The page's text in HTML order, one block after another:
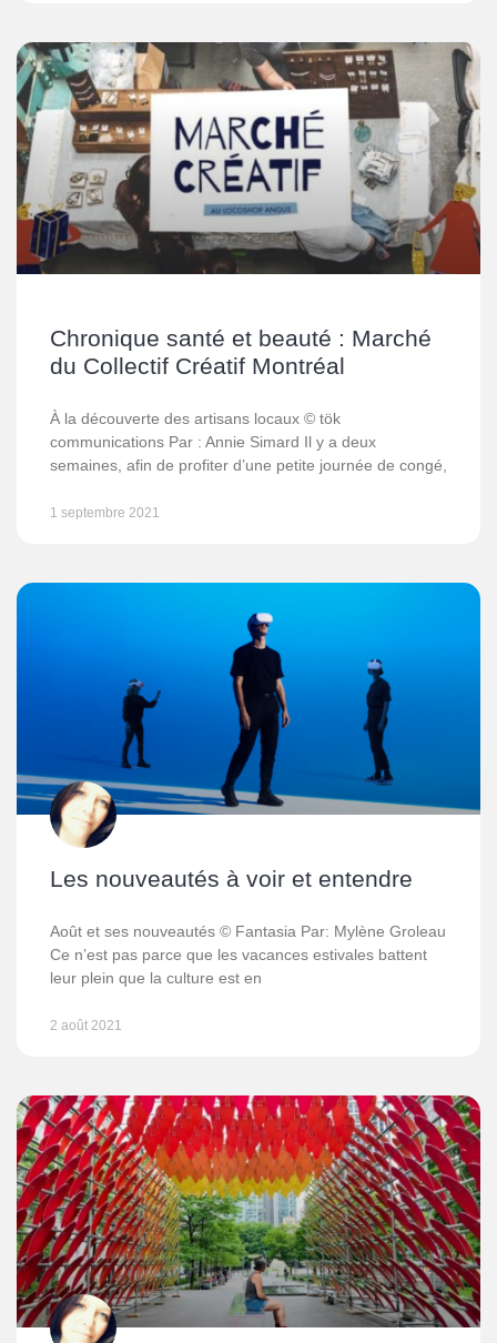
Chronique santé et beauté : Marché
du Collectif Créatif Montréal
À la découverte des artisans locaux © tök
communications Par : Annie Simard Il y a deux
semaines, afin de profiter d’une petite journée de congé,
1 septembre 2021
Les nouveautés à voir et entendre
Août et ses nouveautés © Fantasia Par: Mylène Groleau
Ce n’est pas parce que les vacances estivales battent
leur plein que la culture est en
2 août 2021